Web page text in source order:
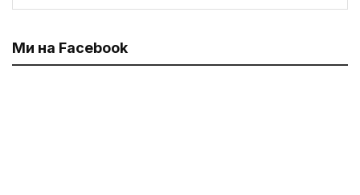
Ми на Facebook